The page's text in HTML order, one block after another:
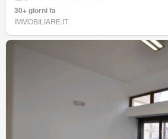
30+ giorni fa
IMMOBILIARE.IT